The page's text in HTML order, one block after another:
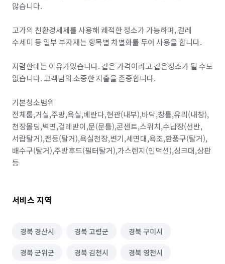
않습니다.
고가의 친환경세제를 사용해 쾌적한 청소가 가능하며, 걸레
수세미 등 일부 부자재는 항목별 차별화를 두어 사용을 합니다.
저렴한데는 이유가있습니다. 같은 가격이라고 같은청소가 될 수도
없습니다. 고객님의 소중한 지출을 존중합니다.
기본청소범위
전체룸,거실,주방,욕실,베란다,현관(내부),바닥,창틀,유리(내창),
천장몰딩,벽면,걸레받이,문(문틀),콘센트,스위치,수납장(선반,
서랍탈거),전등(탈거),욕실천장,변기,세면대,욕조,환풍구(탈거),
배수구(탈거),주방후드(필터탈거),가스렌지(인덕션),싱크대,상판
등
서비스 지역
경북 경산시 경북 고령군 경북 구미시
경북 군위군 경북 김천시 경북 영천시